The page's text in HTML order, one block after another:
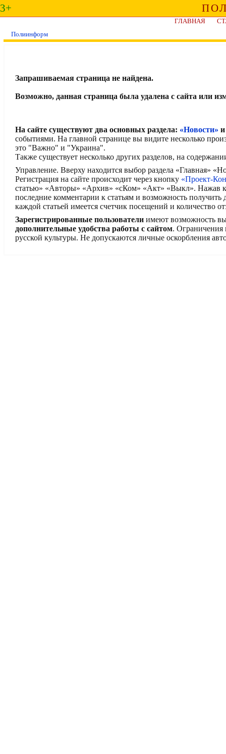
3+
ГЛАВНАЯ
Полиинформ
Запрашиваемая страница не найдена.
Возможно, данная страница была удалена с сайта или
На сайте существуют два основных раздела: «Новости»
событиями. На главной странице вы видите несколько
это "Важно" и "Украина".
Также существует несколько других разделов, на
Управление. Вверху находится выбор раздела «Главная»
Регистрация на сайте происходит через кнопку «Проект-
статью» «Авторы» «Архив» «сКом» «Акт» «Выкл». Нажав
последние комментарии к статьям и возможность
каждой статьей имеется счетчик посещений и количество
Зарегистрированные пользователи имеют возможность
дополнительные удобства работы с сайтом.
русской культуры. Не допускаются личные оскорбления